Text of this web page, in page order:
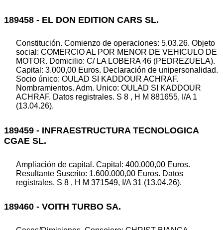
189458 - EL DON EDITION CARS SL.
Constitución. Comienzo de operaciones: 5.03.26. Objeto
social: COMERCIO AL POR MENOR DE VEHICULO DE
MOTOR. Domicilio: C/ LA LOBERA 46 (PEDREZUELA).
Capital: 3.000,00 Euros. Declaración de unipersonalidad.
Socio único: OULAD SI KADDOUR ACHRAF.
Nombramientos. Adm. Unico: OULAD SI KADDOUR
ACHRAF. Datos registrales. S 8 , H M 881655, I/A 1
(13.04.26).
189459 - INFRAESTRUCTURA TECNOLOGICA
CGAE SL.
Ampliación de capital. Capital: 400.000,00 Euros.
Resultante Suscrito: 1.600.000,00 Euros. Datos
registrales. S 8 , H M 371549, I/A 31 (13.04.26).
189460 - VOITH TURBO SA.